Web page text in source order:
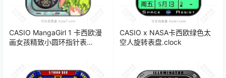
CASIO MangaGirl 1 卡西欧漫
画女孩精致小圆环指针表
CASIO x NASA卡西欧绿色太
空人旋转表盘.clock